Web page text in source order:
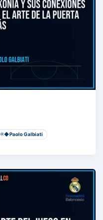
2X2: el arte de
◆Paolo Galbiati